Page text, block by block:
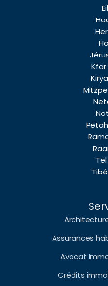
Kfar
Assurances
Avocat
Crédits